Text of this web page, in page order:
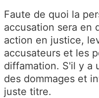
Faute de quoi la
accusation sera en
action en justice,
accusateurs et les
diffamation. S'il y a
des dommages et
juste titre.